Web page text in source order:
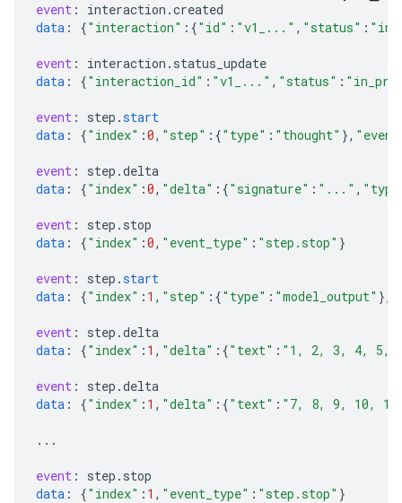
event : interaction .created
data : {"interaction" :{"id" : "v1_..." , "status" :
event : interaction . status_update
data : {"interaction_id" : "v1_..." , "status" :
event : step .start
data : {"index" :0, "step" :{"type" : "thought" },
event : step .delta
data : {"index" :0, "delta" :{"signature" : "..." ,
event : step . stop
data : {"index" :0, "event_type" : "step.stop" }
event : step .start
data : {"index" : 1 , "step" :{"type" : "model_output" },
event : step .delta
data : {"index" : 1 , "delta" :{"text" : "1, 2, 3, 4, 5,
event : step .delta
data : {"index" : 1 , "delta" :{"text" : "7, 8, 9, 10,
...
event : step . stop
data : {"index" : 1 , "event_type" : "step.stop" }